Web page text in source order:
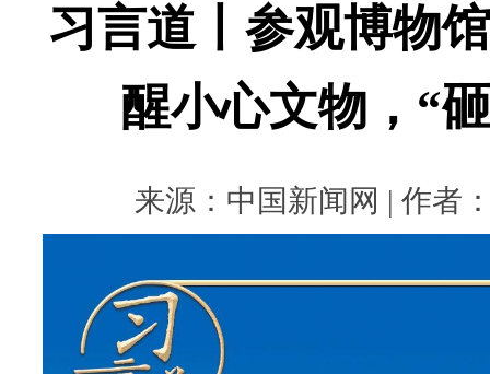
习言道丨参观博物
醒小心文物，“
来源：中国新闻网 | 作者